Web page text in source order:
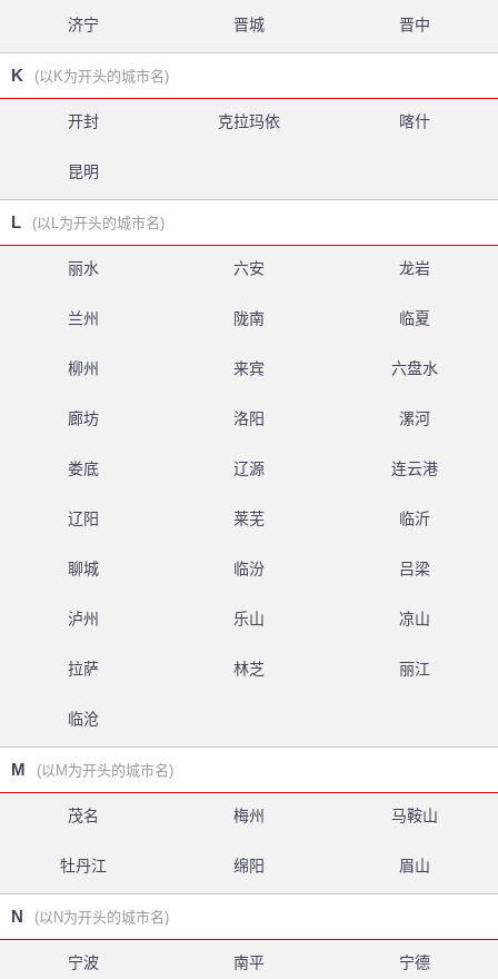
济宁 晋城 晋中
K (以K为开头的城市名)
开封 克拉玛依 喀什
昆明
L (以L为开头的城市名)
丽水 六安 龙岩
兰州 陇南 临夏
柳州 来宾 六盘水
廊坊 洛阳 漯河
娄底 辽源 连云港
辽阳 莱芜 临沂
聊城 临汾 吕梁
泸州 乐山 凉山
拉萨 林芝 丽江
临沧
M (以M为开头的城市名)
茂名 梅州 马鞍山
牡丹江 绵阳 眉山
N (以N为开头的城市名)
宁波 南平 宁德